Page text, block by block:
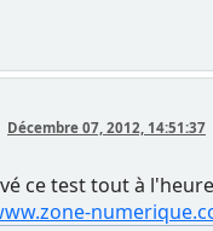
Décembre 07, 2012, 14:51:37
ce test tout à